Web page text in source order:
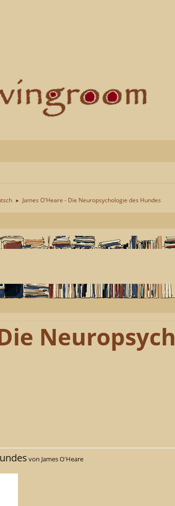
► James O'Heare - Die Neuropsychologie des Hundes
von James O'Heare